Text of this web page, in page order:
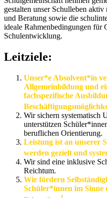
gestalten unser Schulleben
und Beratung sowie die
ideale Rahmenbedingungen für
Schulentwicklung.
Leitziele:
Unser*e Absolvent*in
Allgemeinbildung und
fachspezifische
Wir sichern systematisch
unterstützen
beruflichen Orientierung.
Leistung ist an unserer
werden gezielt und
Wir sind eine inklusive
Reichtum.
Wir fördern
Schüler*innen im